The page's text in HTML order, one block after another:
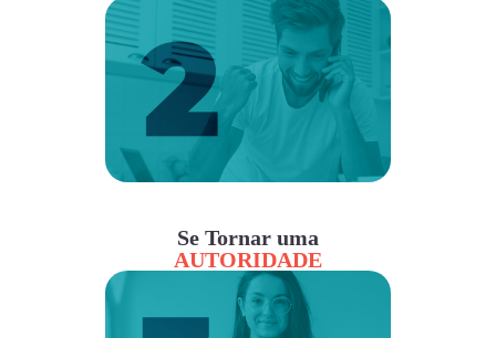
Se Tornar uma
AUTORIDADE